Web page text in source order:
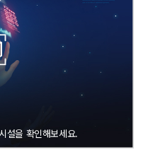
설을 확인해보세요.